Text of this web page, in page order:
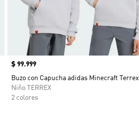
Precio
$ 99.999
Buzo con Capucha adidas Minecraft Terrex
Niño TERREX
2 colores